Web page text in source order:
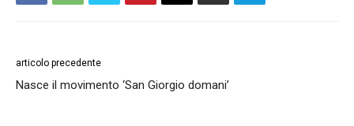
articolo precedente
Nasce il movimento ‘San Giorgio domani’